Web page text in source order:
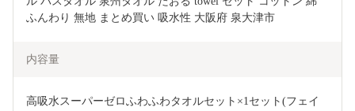
ふんわり 無地 まとめ買い 吸水性 大阪府 泉大津市
内容量
高吸水スーパーゼロふわふわタオルセット×1セット(フェイ